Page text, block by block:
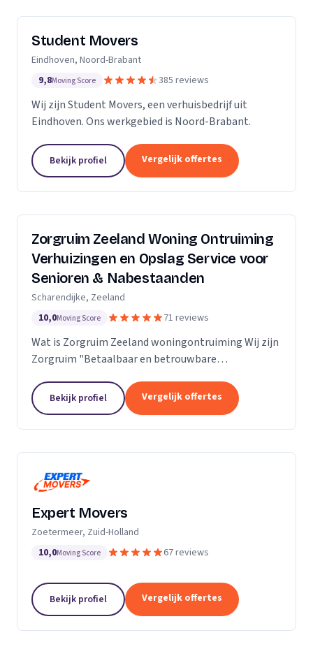
Student Movers
Eindhoven, Noord-Brabant
9,8Moving Score 385 reviews
Wij zijn Student Movers, een verhuisbedrijf uit
Eindhoven. Ons werkgebied is Noord-Brabant.
Bekijk profiel Vergelijk offertes
Zorgruim Zeeland Woning Ontruiming
Verhuizingen en Opslag Service voor
Senioren & Nabestaanden
Scharendijke, Zeeland
10,0Moving Score 71 reviews
Wat is Zorgruim Zeeland woningontruiming Wij zijn
Zorgruim "Betaalbaar en betrouwbare
kleine verhuizingen.” Onze Kwaliteit is namelijk zo
ongelofelijk...
Bekijk profiel Vergelijk offertes
Expert Movers
Zoetermeer, Zuid-Holland
10,0Moving Score 67 reviews
Bekijk profiel Vergelijk offertes